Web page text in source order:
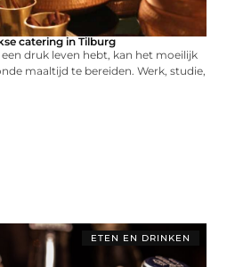
catering in Tilburg
druk leven hebt, kan het moeilijk
maaltijd te bereiden. Werk, studie,
ETEN EN DRINKEN